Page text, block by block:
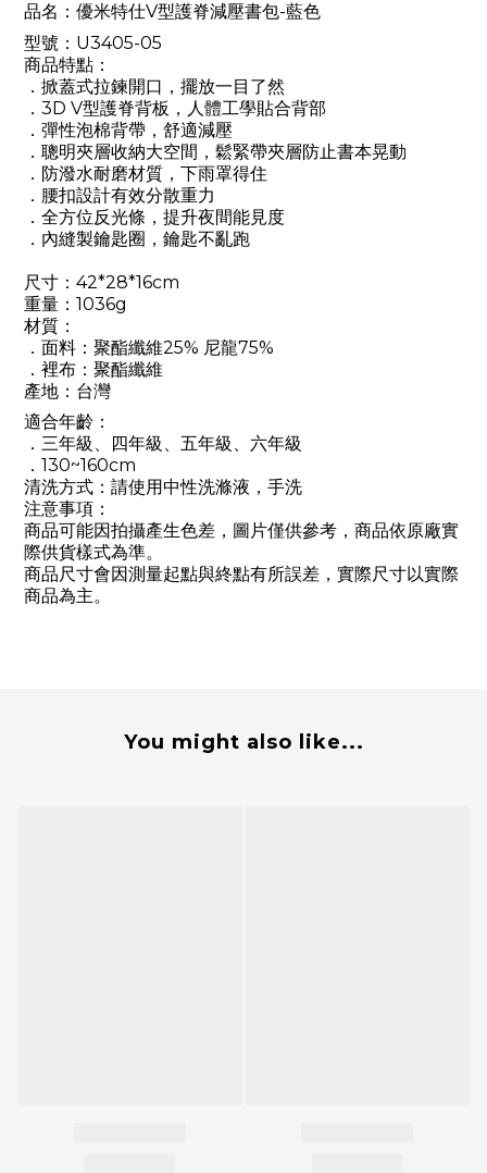
品名：優米特仕V型護脊減壓書包-藍色
型號： U3405-05
商品特點：
． 掀蓋式拉鍊開口，擺放一目了然
． 3D V型護脊背板，人體工學貼合背部
． 彈性泡棉背帶，舒適減壓
．聰明夾層收納大空間，鬆緊帶夾層防止書本晃動
． 防潑水耐磨材質，下雨罩得住
．腰扣設計有效分散重力
．全方位反光條，提升夜間能見度
．內縫製鑰匙圈，鑰匙不亂跑
尺寸： 42*28*16cm
重量： 1036g
材質：
．面料： 聚酯纖維25% 尼龍75%
．裡布： 聚酯纖維
產地：台灣
適合年齡：
． 三年級、四年級、五年級、六年級
． 130~160cm
清洗方式：請使用中性洗滌液，手洗
注意事項：
商品可能因拍攝產生色差，圖片僅供參考，商品依原廠實
際供貨樣式為準。
商品尺寸會因測量起點與終點有所誤差，實際尺寸以實際
商品為主。
You might also like...